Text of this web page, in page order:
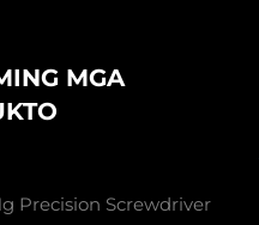
MGA
Precision Screwdriver